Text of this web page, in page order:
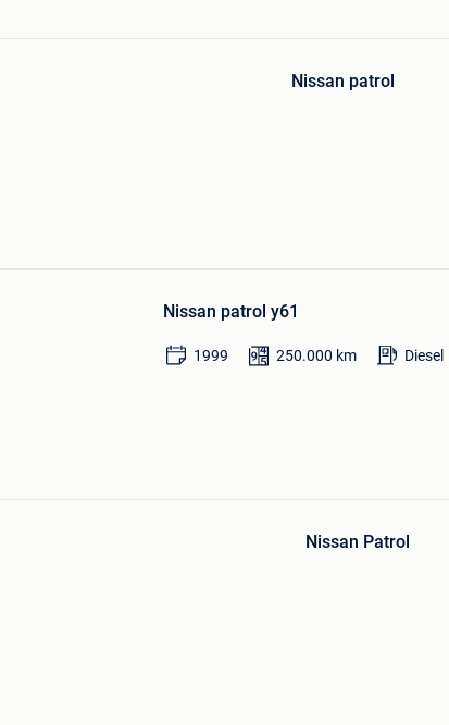
Nissan patrol
Nissan patrol y61
1999 250.000 km Diesel
Nissan Patrol